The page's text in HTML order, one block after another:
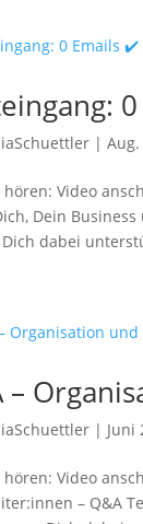
|Aug.
hören: Video
Dein
dabei
–
| Juni
hören: Video
– Q&A